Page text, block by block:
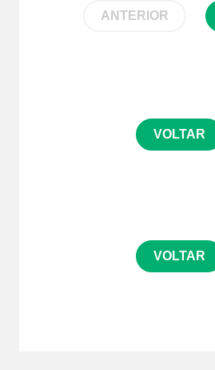
ANTERIOR
VOLTAR
VOLTAR